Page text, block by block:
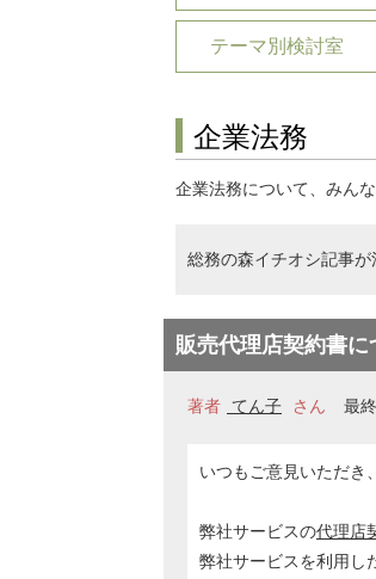
テーマ別検討室
企業法務
企業法務について、みん
総務の森イチオシ記事が
販売代理店契約書に
著者 てん子 さん 最
いつもご意見いただき
弊社サービスの代理店
弊社サービスを利用し